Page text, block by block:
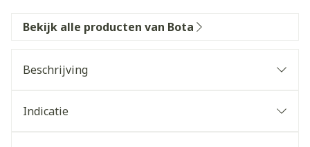
Bekijk alle producten van Bota
Beschrijving
Indicatie